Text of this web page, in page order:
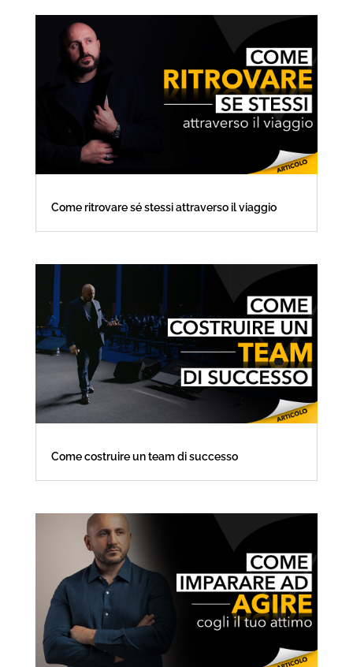
Come ritrovare sé stessi attraverso il viaggio
Come costruire un team di successo